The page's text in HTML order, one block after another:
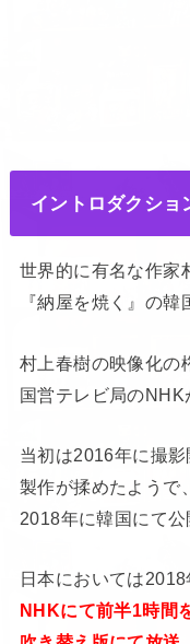
イントロダクショ
世界的に有名な作家
『納屋を焼く』の韓
村上春樹の映像化の
国営テレビ局のNHK
当初は2016年に撮影
製作が揉めたようで、
2018年に韓国にて公
日本においては
NHKにて前半1時間